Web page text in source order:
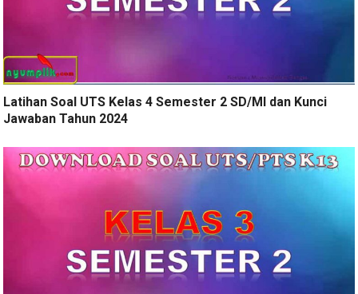
Latihan Soal UTS Kelas 4 Semester 2 SD/MI dan Kunci
Jawaban Tahun 2024